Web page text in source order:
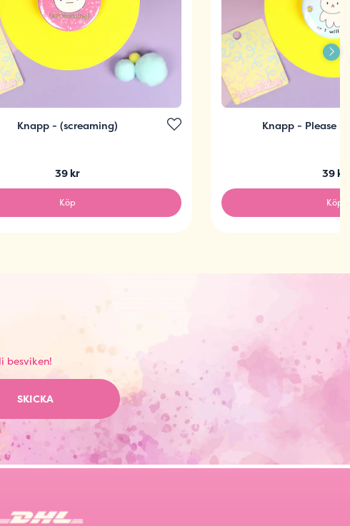
Knapp - (screaming)
39 kr
Köp
Knapp - Please
39 kr
Köp
besviken!
SKICKA